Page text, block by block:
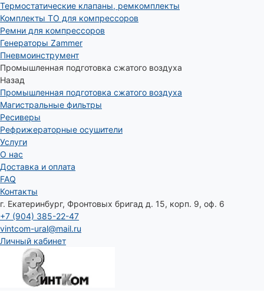
Термостатические клапаны, ремкомплекты
Комплекты ТО для компрессоров
Ремни для компрессоров
Генераторы Zammer
Пневмоинструмент
Промышленная подготовка сжатого воздуха
Назад
Промышленная подготовка сжатого воздуха
Магистральные фильтры
Ресиверы
Рефрижераторные осушители
Услуги
О нас
Доставка и оплата
FAQ
Контакты
г. Екатеринбург, Фронтовых бригад д. 15, корп. 9, оф. 6
+7 (904) 385-22-47
vintcom-ural@mail.ru
Личный кабинет